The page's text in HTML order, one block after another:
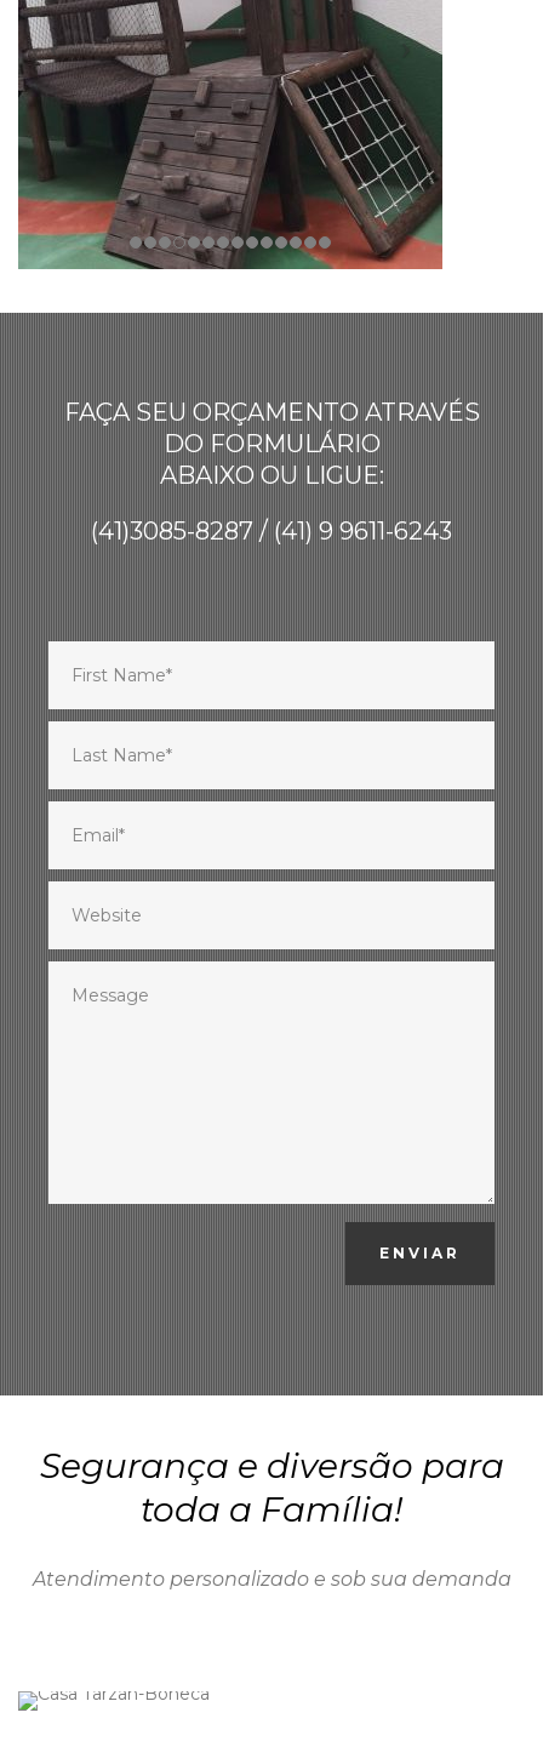
FAÇA SEU ORÇAMENTO ATRAVÉS
DO FORMULÁRIO
ABAIXO OU LIGUE:
(41)3085-8287 / (41) 9 9611-6243
ENVIAR
Segurança e diversão para
toda a Família!
Atendimento personalizado e sob sua demanda